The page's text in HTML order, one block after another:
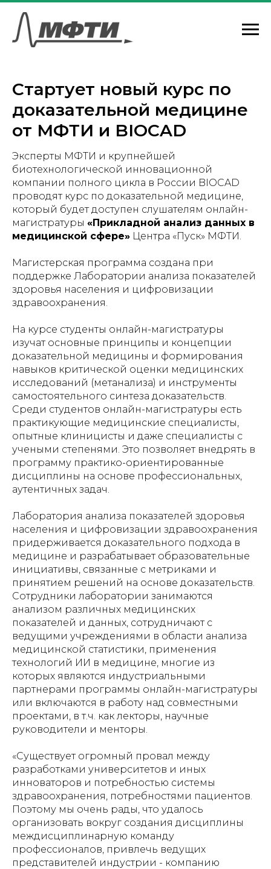
Стартует новый курс по
доказательной медицине
от МФТИ и BIOCAD
Эксперты МФТИ и крупнейшей
биотехнологической инновационной
компании полного цикла в России BIOCAD
проводят курс по доказательной медицине,
который будет доступен слушателям онлайн-
магистратуры «Прикладной анализ данных в
медицинской сфере» Центра «Пуск» МФТИ.
Магистерская программа создана при
поддержке Лаборатории анализа показателей
здоровья населения и цифровизации
здравоохранения.
На курсе студенты онлайн-магистратуры
изучат основные принципы и концепции
доказательной медицины и формирования
навыков критической оценки медицинских
исследований (метанализа) и инструменты
самостоятельного синтеза доказательств.
Среди студентов онлайн-магистратуры есть
практикующие медицинские специалисты,
опытные клиницисты и даже специалисты с
учеными степенями. Это позволяет внедрять в
программу практико-ориентированные
дисциплины на основе профессиональных,
аутентичных задач.
Лаборатория анализа показателей здоровья
населения и цифровизации здравоохранения
придерживается доказательного подхода в
медицине и разрабатывает образовательные
инициативы, связанные с метриками и
принятием решений на основе доказательств.
Сотрудники лаборатории занимаются
анализом различных медицинских
показателей и данных, сотрудничают с
ведущими учреждениями в области анализа
медицинской статистики, применения
технологий ИИ в медицине, многие из
которых являются индустриальными
партнерами программы онлайн-магистратуры
или включаются в работу над совместными
проектами, в т.ч. как лекторы, научные
руководители и менторы.
«Существует огромный провал между
разработками университетов и иных
инноваторов и потребностью системы
здравоохранения, потребностями пациентов.
Поэтому мы очень рады, что удалось
организовать вокруг создания дисциплины
междисциплинарную команду
профессионалов, привлечь ведущих
представителей индустрии - компанию